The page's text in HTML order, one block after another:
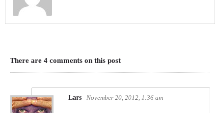
There are 4 comments on this post
Lars November 20, 2012, 1:36 am